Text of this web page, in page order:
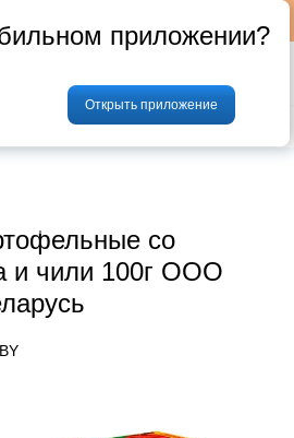
Фрукты и овощи Мясо Птица
со
и чили 100г ООО
приложении?
Открыть приложение